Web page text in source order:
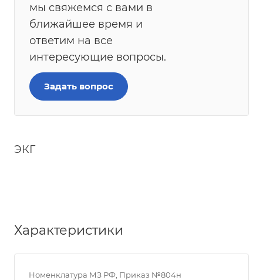
мы свяжемся с вами в
ближайшее время и
ответим на все
интересующие вопросы.
Задать вопрос
ЭКГ
Характеристики
Номенклатура МЗ РФ, Приказ №804н